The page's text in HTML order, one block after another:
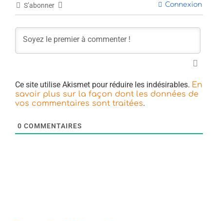
S’abonner Connexion
Ce site utilise Akismet pour réduire les indésirables. En
savoir plus sur la façon dont les données de
vos commentaires sont traitées.
0 COMMENTAIRES